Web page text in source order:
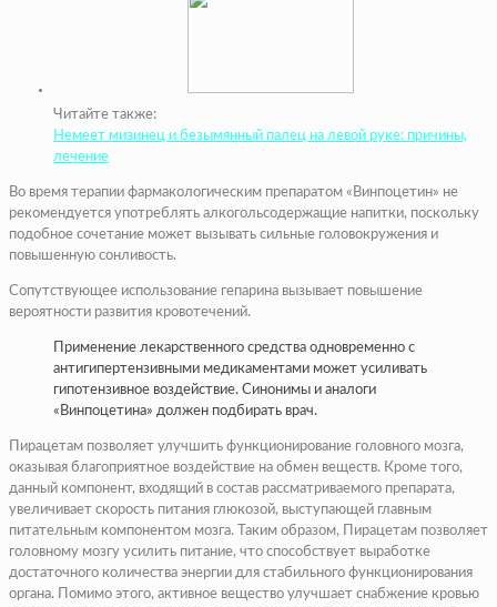
Читайте также:
Немеет мизинец и безымянный палец на левой руке: причины,
лечение
Во время терапии фармакологическим препаратом «Винпоцетин» не
рекомендуется употреблять алкогольсодержащие напитки, поскольку
подобное сочетание может вызывать сильные головокружения и
повышенную сонливость.
Сопутствующее использование гепарина вызывает повышение
вероятности развития кровотечений.
Применение лекарственного средства одновременно с
антигипертензивными медикаментами может усиливать
гипотензивное воздействие. Синонимы и аналоги
«Винпоцетина» должен подбирать врач.
Пирацетам позволяет улучшить функционирование головного мозга,
оказывая благоприятное воздействие на обмен веществ. Кроме того,
данный компонент, входящий в состав рассматриваемого препарата,
увеличивает скорость питания глюкозой, выступающей главным
питательным компонентом мозга. Таким образом, Пирацетам позволяет
головному мозгу усилить питание, что способствует выработке
достаточного количества энергии для стабильного функционирования
органа. Помимо этого, активное вещество улучшает снабжение кровью